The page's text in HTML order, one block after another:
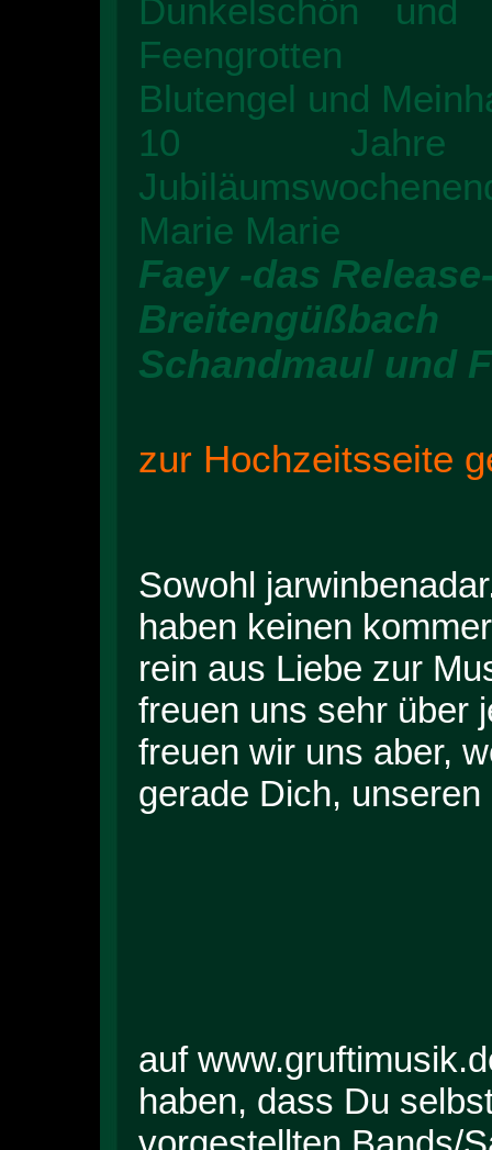
Dunkelschön
Feengrotten
Blutengel und
10 Jahre
Marie Marie
Faey -das
Breitengüßbach
Schandmaul und
zur Hochzeitsseite
Sowohl
haben keinen
rein aus Liebe zur
freuen uns sehr über
freuen wir uns aber,
gerade Dich,
auf
haben, dass Du